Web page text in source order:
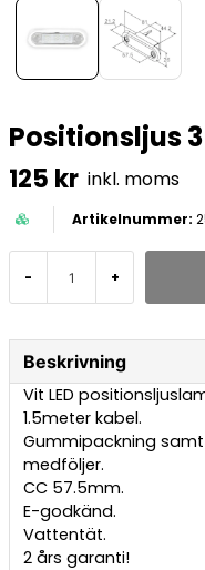
Positionsljus 3
125 kr inkl. moms
- +
Beskrivning
Vit LED
1.5meter kabel.
Gummipackning
medföljer.
CC 57.5mm.
E-godkänd.
Vattentät.
2 års garanti!